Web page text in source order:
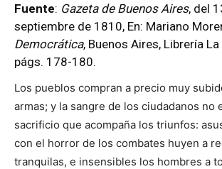
Fuente: Gazeta de Buenos Aires, del
septiembre de 1810, En: Mariano
Democrática, Buenos Aires, Librería
págs. 178-180.
Los pueblos compran a precio muy
armas; y la sangre de los ciudadanos no
sacrificio que acompaña los triunfos:
con el horror de los combates huyen a
tranquilas, e insensibles los hombres a